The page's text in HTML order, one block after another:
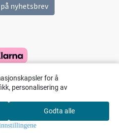
Søk
nyhetsbrev
for å
personalisering av
Godta alle